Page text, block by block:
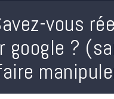
vous
google ?